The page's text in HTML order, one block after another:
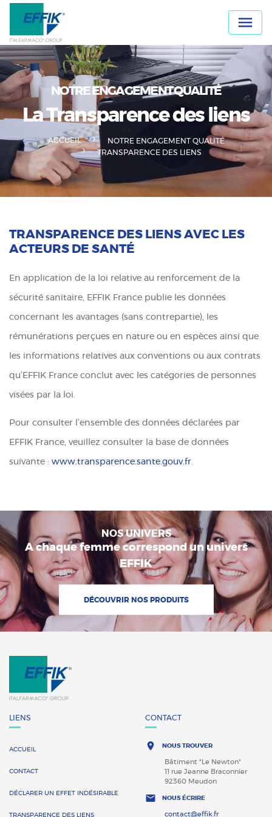

NOTRE ENGAGEMENT QUALITÉ
La Transparence des liens
ACCUEIL
NOTRE ENGAGEMENT QUALITÉ
TRANSPARENCE DES LIENS
TRANSPARENCE DES LIENS AVEC LES
ACTEURS DE SANTÉ
En application de la loi relative au renforcement de la
sécurité sanitaire, EFFIK France publie les données
concernant les avantages (sans contrepartie), les
rémunérations perçues en nature ou en espèces ainsi que
les informations relatives aux conventions ou aux contrats
qu’EFFIK France conclut avec les catégories de personnes
visées par la loi.
Pour consulter l’ensemble des données déclarées par
EFFIK France, veuillez consulter la base de données
suivante : www.transparence.sante.gouv.fr.
NOS UNIVERS
A chaque femme correspond un univers
EFFIK
DÉCOUVRIR NOS PRODUITS
LIENS
ACCUEIL
CONTACT
DÉCLARER UN EFFET INDÉSIRABLE
TRANSPARENCE DES LIENS
CONTACT
 NOUS TROUVER
Bâtiment "Le Newton"
11 rue Jeanne Braconnier
92360 Meudon
 NOUS ÉCRIRE
contact@effik.fr